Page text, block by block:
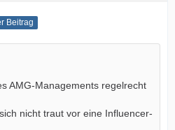
Beitrag
AMG-Managements regelrecht
nicht traut vor eine Influencer-